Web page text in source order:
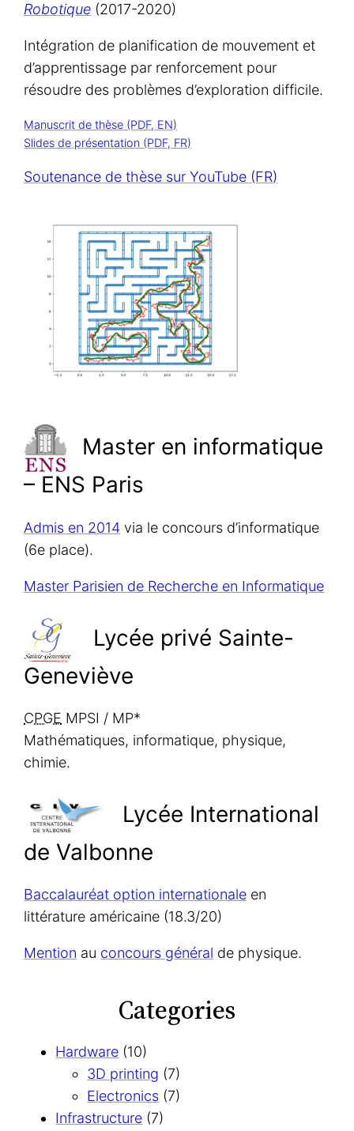
Robotique (2017-2020)
Intégration de planification de mouvement et
d’apprentissage par renforcement pour
résoudre des problèmes d’exploration difficile.
Manuscrit de thèse (PDF, EN)
Slides de présentation (PDF, FR)
Soutenance de thèse sur YouTube (FR)
Master en informatique
– ENS Paris
Admis en 2014 via le concours d’informatique
(6e place).
Master Parisien de Recherche en Informatique
Lycée privé Sainte-
Geneviève
CPGE MPSI / MP*
Mathématiques, informatique, physique,
chimie.
Lycée International
de Valbonne
Baccalauréat option internationale en
littérature américaine (18.3/20)
Mention au concours général de physique.
Categories
Hardware (10)
3D printing (7)
Electronics (7)
Infrastructure (7)